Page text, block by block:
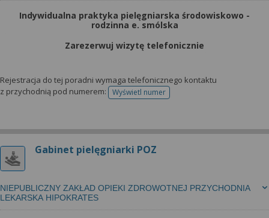
Indywidualna praktyka pielęgniarska środowiskowo -
rodzinna e. smólska
Zarezerwuj wizytę telefonicznie
Rejestracja do tej poradni wymaga telefonicznego kontaktu
z przychodnią pod numerem:
Wyświetl numertelefonu do rejestracji
Gabinet pielęgniarki POZ
NIEPUBLICZNY ZAKŁAD OPIEKI ZDROWOTNEJ PRZYCHODNIA
LEKARSKA HIPOKRATES